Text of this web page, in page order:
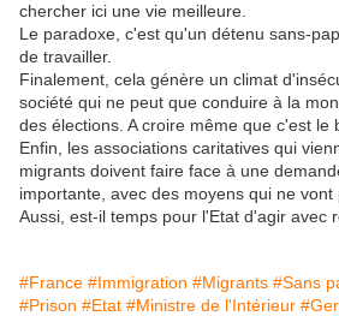
chercher ici une vie meilleure.
Le paradoxe, c'est qu'un détenu sans-
de travailler.
Finalement, cela génère un climat
société qui ne peut que conduire à la
des élections. A croire même que c'est le
Enfin, les associations caritatives qui
migrants doivent faire face à une
importante, avec des moyens qui ne vont
Aussi, est-il temps pour l'Etat d'agir avec
#France #Immigration #Migrants #Sans
#Prison #Etat #Ministre de l'Intérieur